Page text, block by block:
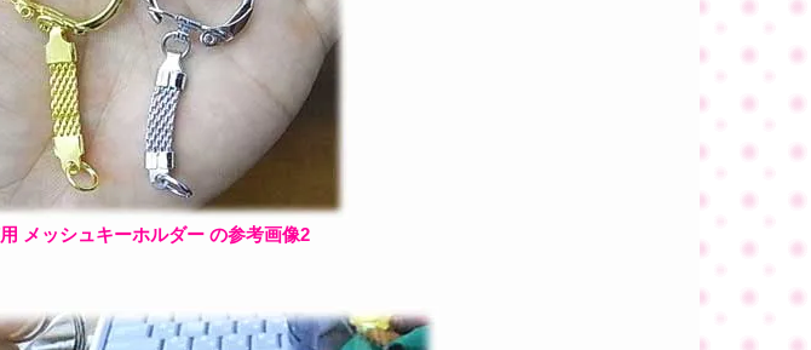
メッシュキーホルダー の参考画像2